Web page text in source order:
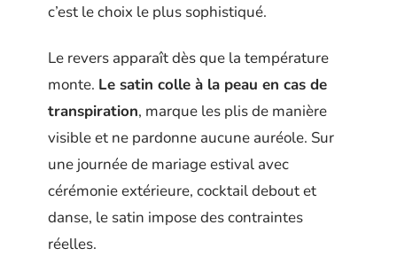
c’est le choix le plus sophistiqué.
Le revers apparaît dès que la température
monte. Le satin colle à la peau en cas de
transpiration, marque les plis de manière
visible et ne pardonne aucune auréole. Sur
une journée de mariage estival avec
cérémonie extérieure, cocktail debout et
danse, le satin impose des contraintes
réelles.